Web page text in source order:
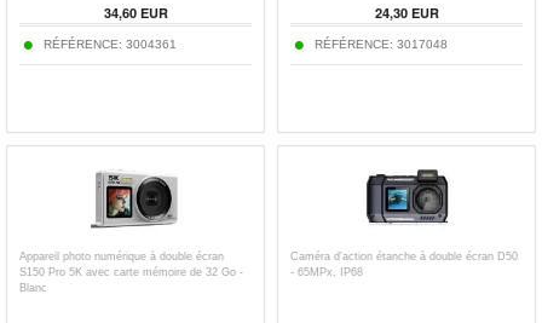
34,60EUR
RÉFÉRENCE: 3004361
24,30EUR
RÉFÉRENCE: 3017048
Appareil photo numérique à double écran
S150 Pro 5K avec carte mémoire de 32 Go -
Blanc
Caméra d'action étanche à double écran D50
- 65MPx, IP68